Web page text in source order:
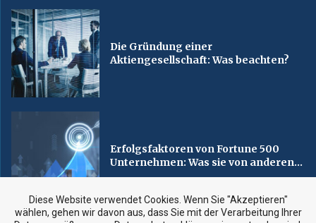
Die Gründung einer
Aktiengesellschaft: Was beachten?
Erfolgsfaktoren von Fortune 500
Unternehmen: Was sie von anderen...
Diese Website verwendet Cookies. Wenn Sie "Akzeptieren"
wählen, gehen wir davon aus, dass Sie mit der Verarbeitung Ihrer